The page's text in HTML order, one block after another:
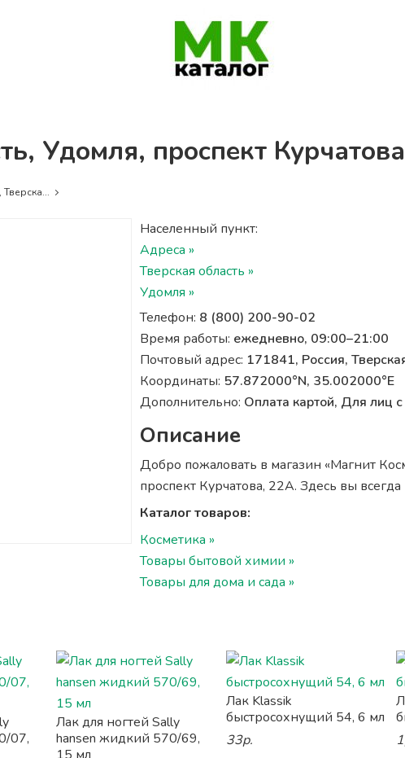
Удомля, проспект
Тверска...
Населенный пункт:
Адреса »
Тверская область »
Удомля »
Телефон: 8 (800) 200-90-02
Время работы: ежедневно, 09:00–21:00
Почтовый адрес: 171841, Россия,
Координаты: 57.872000°N, 35.002000°E
Дополнительно: Оплата картой, Для лиц
Описание
Добро пожаловать в магазин «Магнит
проспект Курчатова, 22А. Здесь вы
Каталог товаров:
Косметика »
Товары бытовой химии »
Товары для дома и сада »
07,
Лак для ногтей Sally
hansen жидкий 570/69,
Лак Klassik
быстросохнущий 54, 6 мл
33р.